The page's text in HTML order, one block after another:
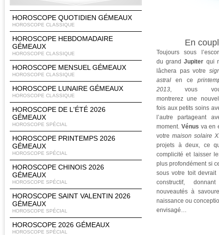
Bélier Taureau Gémeaux Cancer
Lion Vierge Balance Scorpion
Sagittaire Capricorne Verseau Poissons
HOROSCOPE QUOTIDIEN GÉMEAUX
HOROSCOPE CLASSIQUE
HOROSCOPE HEBDOMADAIRE
GÉMEAUX
HOROSCOPE CLASSIQUE
HOROSCOPE MENSUEL GÉMEAUX
HOROSCOPE CLASSIQUE
HOROSCOPE LUNAIRE GÉMEAUX
HOROSCOPE CLASSIQUE
HOROSCOPE DE L'ÉTÉ 2026
GÉMEAUX
HOROSCOPE SPÉCIAL
HOROSCOPE PRINTEMPS 2026
GÉMEAUX
HOROSCOPE SPÉCIAL
HOROSCOPE CHINOIS 2026
GÉMEAUX
HOROSCOPE SPÉCIAL
HOROSCOPE SAINT VALENTIN 2026
GÉMEAUX
HOROSCOPE SPÉCIAL
HOROSCOPE 2026 GÉMEAUX
HOROSCOPE SPÉCIAL
En
Toujours sous
du grandJupiter qui
lâchera pas votre
astral en ce
2013, vous
montrerez une
fois aux petits soins
l’autre partageant
moment. Vénus va en
votre maison solaire
projets à deux, ce
complicité et laisser
plus profondément si
sous votre toit
constructif,
nouveautés à
naissance ou
envisagé…